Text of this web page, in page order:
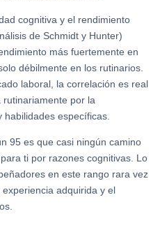
cognitiva y el rendimiento
de Schmidt y Hunter)
más fuertemente en
débilmente en los rutinarios.
laboral, la correlación es real
por la
específicas.
95 es que casi ningún camino
ti por razones cognitivas. Lo
en este rango rara vez
adquirida y el